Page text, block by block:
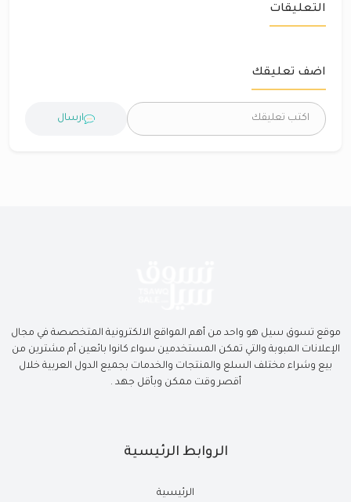
التعليقات
اضف تعليقك
ارسال
موقع تسوق سيل هو واحد من أهم المواقع الالكترونية المتخصصة في مجال
الإعلانات المبوبة والتي تمكن المستخدمين سواء كانوا بائعين أم مشترين من
بيع وشراء مختلف السلع والمنتجات والخدمات بجميع الدول العربية خلال
أقصر وقت ممكن وبأقل جهد .
الروابط الرئيسية
الرئيسية